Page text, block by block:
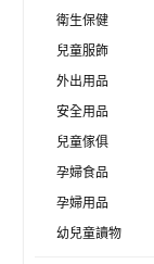
衛生保健
兒童服飾
外出用品
安全用品
兒童傢俱
孕婦食品
孕婦用品
幼兒童讀物